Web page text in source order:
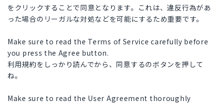
をクリックすることで同意となります。これは、違反行為があ
った場合のリーガルな対処などを可能にするため重要です。
Make sure to read the Terms of Service carefully before
you press the Agree button.
利用規約をしっかり読んでから、同意するのボタンを押して
ね。
Make sure to read the User Agreement thoroughly